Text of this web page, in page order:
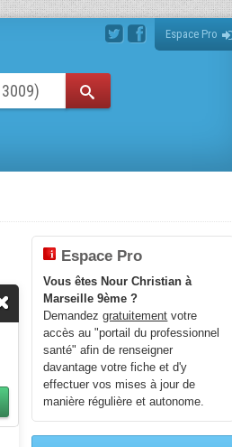
Espace Pro
Espace Pro
Vous êtes Nour Christian à
Marseille 9ème ?
Demandezgratuitement votre
accès au "portail du professionnel
santé" afin de renseigner
davantage votre fiche et d'y
effectuer vos mises à jour de
manière régulière et autonome.